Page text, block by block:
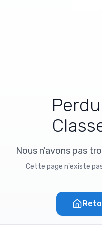
Nous n'avons pas
Cette page n'existe